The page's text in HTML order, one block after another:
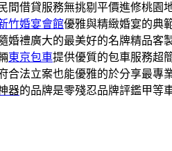
間借貸服務無挑剔平價進修桃園
竹婚宴會館優雅與精緻婚宴的典
婚禮廣大的最美好的名牌精品客
東京包車提供優質的包車服務超
合法立案也能優雅的於分享最專
器的品牌是零殘忍品牌評鑑甲等